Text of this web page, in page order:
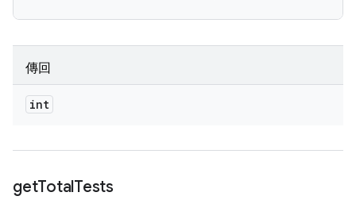
傳回
int
getTotalTests